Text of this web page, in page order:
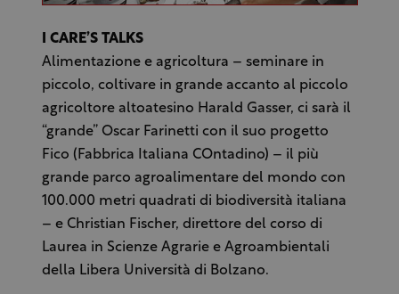
I CARE’S TALKS
Alimentazione e agricoltura – seminare in
piccolo, coltivare in grande accanto al piccolo
agricoltore altoatesino Harald Gasser, ci sarà il
“grande” Oscar Farinetti con il suo progetto
Fico (Fabbrica Italiana COntadino) – il più
grande parco agroalimentare del mondo con
100.000 metri quadrati di biodiversità italiana
– e Christian Fischer, direttore del corso di
Laurea in Scienze Agrarie e Agroambientali
della Libera Università di Bolzano.